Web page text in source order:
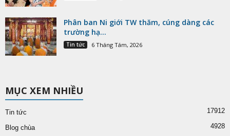
Phân ban Ni giới TW thăm, cúng dàng các
trường hạ...
Tin tức 6 Tháng Tám, 2026
MỤC XEM NHIỀU
Tin tức 17912
Blog chùa 4928